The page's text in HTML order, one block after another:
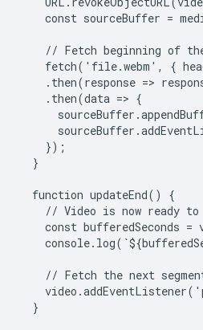
const sourceBuffer =
// Fetch beginning of
fetch('file.webm', {
.then(response =>
    .then(data => {
    });
  }
  function updateEnd() {
// Video is now ready to
const bufferedSeconds =
// Fetch the next
  }